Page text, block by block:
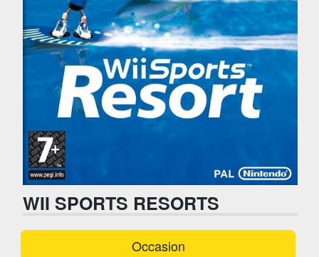
WII SPORTS RESORTS
Occasion